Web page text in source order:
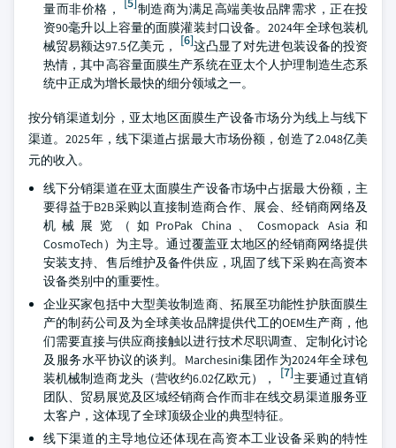
量而非价格，
制造商为满足高端美妆品牌需求，正在投
资90毫升以上容量的面膜灌装封口设备。2024年全球包装机
械贸易额达97.5亿美元，
[6]这凸显了对先进包装设备的投资
热情，其中高容量面膜生产系统在亚太个人护理制造生态系
统中正成为增长最快的细分领域之一。
按分销渠道划分，亚太地区面膜生产设备市场分为线上与线下
渠道。2025年，线下渠道占据最大市场份额，创造了2.048亿美
元的收入。
线下分销渠道在亚太面膜生产设备市场中占据最大份额，主
要得益于B2B采购以直接制造商合作、展会、经销商网络及
机械展览（如ProPak China、Cosmopack Asia和
CosmoTech）为主导。通过覆盖亚太地区的经销商网络提供
安装支持、售后维护及备件供应，巩固了线下采购在高资本
设备类别中的重要性。
企业买家包括中大型美妆制造商、拓展至功能性护肤面膜生
产的制药公司及为全球美妆品牌提供代工的OEM生产商，他
们需要直接与供应商接触以进行技术尽职调查、定制化讨论
及服务水平协议的谈判。Marchesini集团作为2024年全球包
装机械制造商龙头（营收约6.02亿欧元），
[7]主要通过直销
团队、贸易展览及区域经销商合作而非在线交易渠道服务亚
太客户，这体现了全球顶级企业的典型特征。
线下渠道的主导地位还体现在高资本工业设备采购的特性